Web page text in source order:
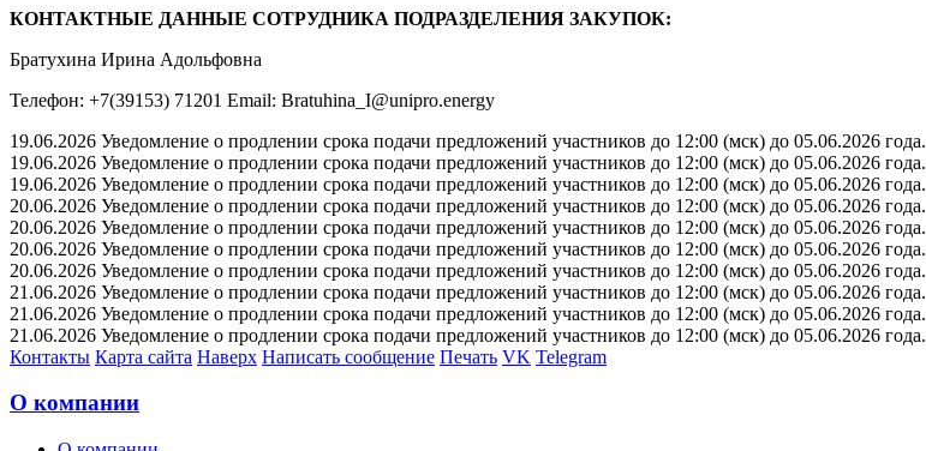
КОНТАКТНЫЕ ДАННЫЕ СОТРУДНИКА ПОДРАЗДЕЛЕНИЯ ЗАКУПОК:
Братухина Ирина Адольфовна
Телефон: +7(39153) 71201 Email: Bratuhina_I@unipro.energy
19.06.2026 Уведомление о продлении срока подачи предложений участников до 12:00 (мск) до 05.06.2026 года.
19.06.2026 Уведомление о продлении срока подачи предложений участников до 12:00 (мск) до 05.06.2026 года.
19.06.2026 Уведомление о продлении срока подачи предложений участников до 12:00 (мск) до 05.06.2026 года.
20.06.2026 Уведомление о продлении срока подачи предложений участников до 12:00 (мск) до 05.06.2026 года.
20.06.2026 Уведомление о продлении срока подачи предложений участников до 12:00 (мск) до 05.06.2026 года.
20.06.2026 Уведомление о продлении срока подачи предложений участников до 12:00 (мск) до 05.06.2026 года.
20.06.2026 Уведомление о продлении срока подачи предложений участников до 12:00 (мск) до 05.06.2026 года.
21.06.2026 Уведомление о продлении срока подачи предложений участников до 12:00 (мск) до 05.06.2026 года.
21.06.2026 Уведомление о продлении срока подачи предложений участников до 12:00 (мск) до 05.06.2026 года.
21.06.2026 Уведомление о продлении срока подачи предложений участников до 12:00 (мск) до 05.06.2026 года.
Контакты Карта сайта Наверх Написать сообщение Печать VK Telegram
О компании